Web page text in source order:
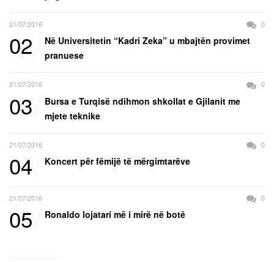
21/07/2016 0
02
Në Universitetin “Kadri Zeka” u mbajtën provimet
pranuese
21/07/2016 0
03
Bursa e Turqisë ndihmon shkollat e Gjilanit me
mjete teknike
21/07/2016 0
04 Koncert për fëmijë të mërgimtarëve
21/07/2016 0
05 Ronaldo lojatari më i mirë në botë